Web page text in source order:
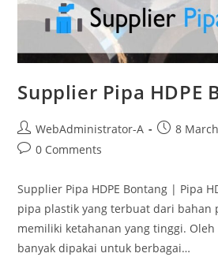
Supplier Pipa HDPE
WebAdministrator-A 8
0 Comments
Supplier Pipa HDPE Bontang | Pipa
pipa plastik yang terbuat dari bahan
memiliki ketahanan yang tinggi.
banyak dipakai untuk berbagai…